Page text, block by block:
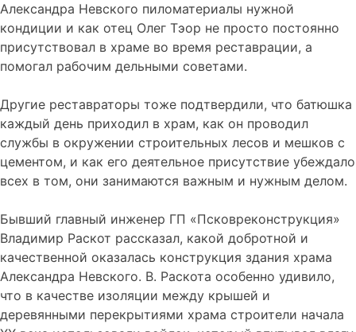
Александра Невского пиломатериалы нужной
кондиции и как отец Олег Тэор не просто постоянно
присутствовал в храме во время реставрации, а
помогал рабочим дельными советами.
Другие реставраторы тоже подтвердили, что батюшка
каждый день приходил в храм, как он проводил
службы в окружении строительных лесов и мешков с
цементом, и как его деятельное присутствие убеждало
всех в том, они занимаются важным и нужным делом.
Бывший главный инженер ГП «Псковреконструкция»
Владимир Раскот рассказал, какой добротной и
качественной оказалась конструкция здания храма
Александра Невского. В. Раскота особенно удивило,
что в качестве изоляции между крышей и
деревянными перекрытиями храма строители начала